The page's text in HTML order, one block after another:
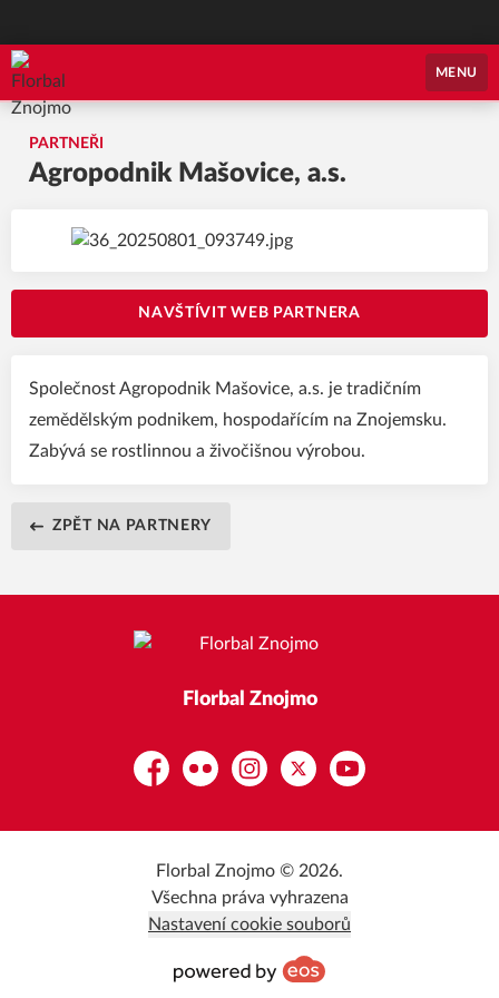
Florbal Znojmo
MENU
PARTNEŘI
Agropodnik Mašovice, a.s.
NAVŠTÍVIT WEB PARTNERA
Společnost Agropodnik Mašovice, a.s. je tradičním
zemědělským podnikem, hospodařícím na Znojemsku.
Zabývá se rostlinnou a živočišnou výrobou.
ZPĚT NA PARTNERY
Florbal Znojmo
FacebookFlickr InstagramPlatform X
YouTube
Florbal Znojmo © 2026.
Všechna práva vyhrazena
Nastavení cookie souborů